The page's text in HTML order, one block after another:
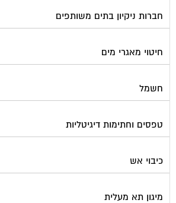
חברות ניקיון בתים משותפים
חיטוי מאגרי מים
חשמל
טפסים וחתימות דיגיטליות
כיבוי אש
מיגון תא מעלית